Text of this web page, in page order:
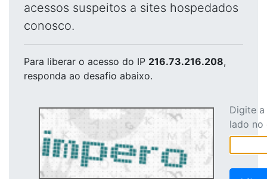
acessos suspeitos a sites hospedados
conosco.
Para liberar o acesso do IP 216.73.216.208,
responda ao desafio abaixo.
Digite
lado no